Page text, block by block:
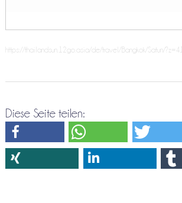
https://thailandsun.12go.asia/de/travel/Bangkok/Satun/
Diese Seite teilen: